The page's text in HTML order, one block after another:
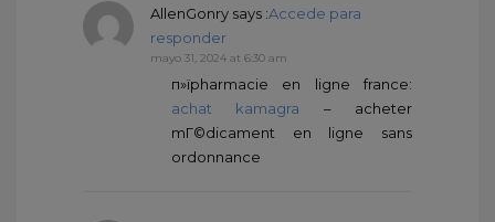
AllenGonry says :Accede para
responder
mayo 31, 2024 at 6:30 am
п»їpharmacie en ligne france:
achat kamagra – acheter
mГ©dicament en ligne sans
ordonnance